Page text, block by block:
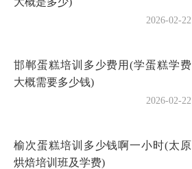
2026-02-22
邯郸蛋糕培训多少费用(学蛋糕学费
大概需要多少钱)
2026-02-22
榆次蛋糕培训多少钱啊一小时(太原
烘焙培训班及学费)